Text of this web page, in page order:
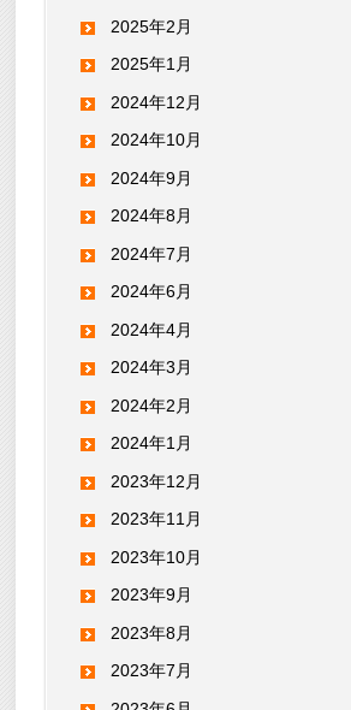
2025年2月
2025年1月
2024年12月
2024年10月
2024年9月
2024年8月
2024年7月
2024年6月
2024年4月
2024年3月
2024年2月
2024年1月
2023年12月
2023年11月
2023年10月
2023年9月
2023年8月
2023年7月